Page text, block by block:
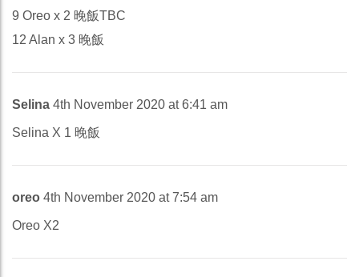
9 Oreo x 2 晚飯TBC
12 Alan x 3 晚飯
Selina 4th November 2020 at 6:41 am
Selina X 1 晚飯
oreo 4th November 2020 at 7:54 am
Oreo X2